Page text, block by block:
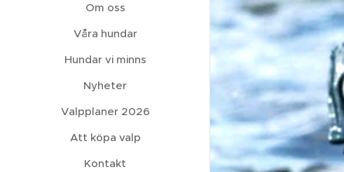
Om oss
Våra hundar
Hundar vi minns
Nyheter
Valpplaner 2026
Att köpa valp
Kontakt